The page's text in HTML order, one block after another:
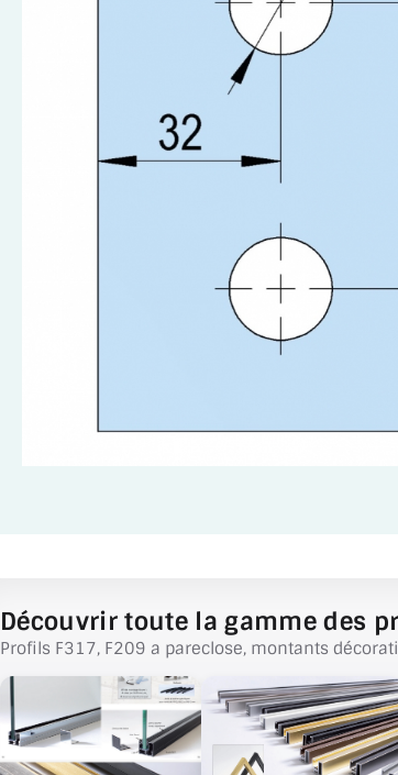
Découvrir toute la gamme des
Profils F317, F209 a pareclose, montants